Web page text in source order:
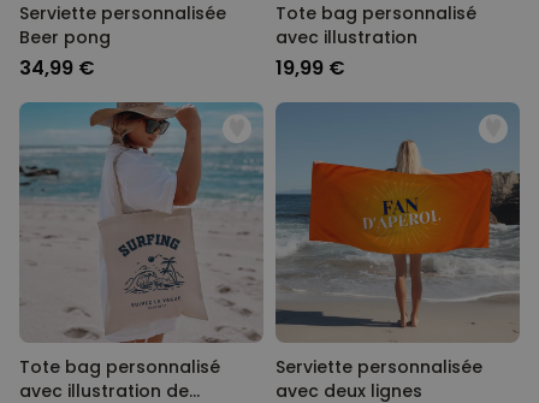
Serviette personnalisée
Beer pong
34,99 €
Tote bag personnalisé
avec illustration
19,99 €
Tote bag personnalisé
avec illustration de
Serviette personnalisée
avec deux lignes